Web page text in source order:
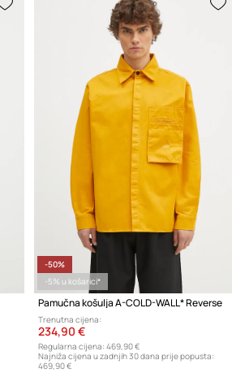
-50%
-5% u košarici*
Pamučna košulja A-COLD-WALL* Reverse
Trenutna cijena:
234,90 €
Regularna cijena: 469,90 €
Najniža cijena u zadnjih 30 dana prije popusta:
469,90 €